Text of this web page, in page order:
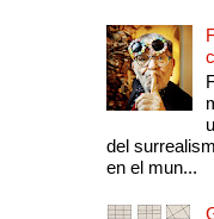
del
en el mun...